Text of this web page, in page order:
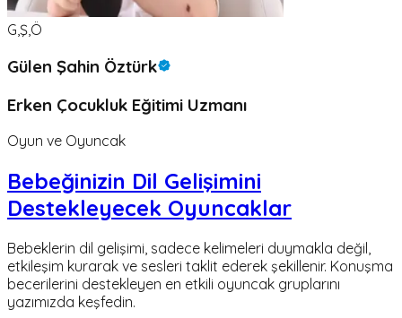
G,Ş,Ö
Gülen Şahin Öztürk
Erken Çocukluk Eğitimi Uzmanı
Oyun ve Oyuncak
Bebeğinizin Dil Gelişimini
Destekleyecek Oyuncaklar
Bebeklerin dil gelişimi, sadece kelimeleri duymakla değil,
etkileşim kurarak ve sesleri taklit ederek şekillenir. Konuşma
becerilerini destekleyen en etkili oyuncak gruplarını
yazımızda keşfedin.